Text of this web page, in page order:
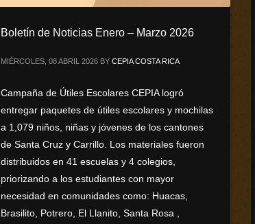
Boletín de Noticias Enero – Marzo 2026
MIÉRCOLES, 08 ABRIL 2026 BY CEPIA COSTA RICA
Campaña de Útiles Escolares CEPIA logró
entregar paquetes de útiles escolares y mochilas
a 1,079 niños, niñas y jóvenes de los cantones
de Santa Cruz y Carrillo. Los materiales fueron
distribuidos en 41 escuelas y 4 colegios,
priorizando a los estudiantes con mayor
necesidad en comunidades como: Huacas,
Brasilito, Potrero, El Llanito, Santa Rosa ,